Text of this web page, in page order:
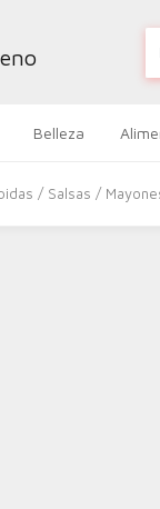
Belleza
/ Salsas /